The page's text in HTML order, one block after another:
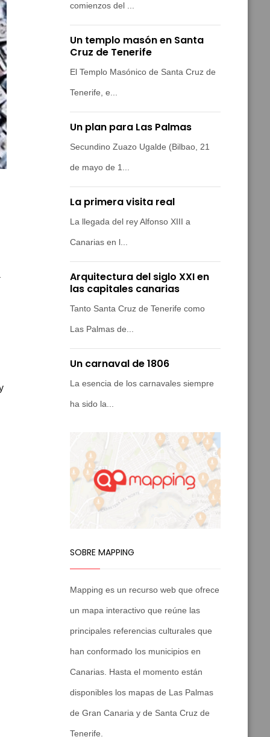
comienzos del ...
Un templo masón en Santa
Cruz de Tenerife
El Templo Masónico de Santa Cruz de
Tenerife, e...
Un plan para Las Palmas
Secundino Zuazo Ugalde (Bilbao, 21
de mayo de 1...
La primera visita real
La llegada del rey Alfonso XIII a
Canarias en l...
Arquitectura del siglo XXI en
las capitales canarias
Tanto Santa Cruz de Tenerife como
Las Palmas de...
Un carnaval de 1806
La esencia de los carnavales siempre
ha sido la...
SOBRE MAPPING
Mapping es un recurso web que ofrece
un mapa interactivo que reúne las
principales referencias culturales que
han conformado los municipios en
Canarias. Hasta el momento están
disponibles los mapas de Las Palmas
de Gran Canaria y de Santa Cruz de
Tenerife.